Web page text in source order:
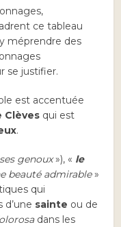
ce tableau
méprendre des
se justifier.
est accentuée
Clèves qui est
.
genoux»), « le
beauté admirable»
qui
d’une sainte ou de
dans les